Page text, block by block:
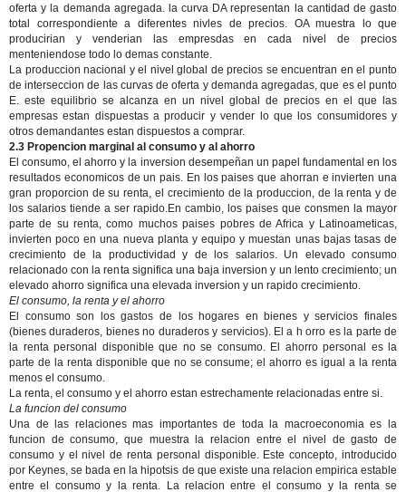
oferta y la demanda agregada. la curva DA representan la cantidad de gasto
total correspondiente a diferentes nivles de precios. OA muestra lo que
producirian y venderian las empresdas en cada nivel de precios
menteniendose todo lo demas constante.
La produccion nacional y el nivel global de precios se encuentran en el punto
de interseccion de las curvas de oferta y demanda agregadas, que es el punto
E. este equilibrio se alcanza en un nivel global de precios en el que las
empresas estan dispuestas a producir y vender lo que los consumidores y
otros demandantes estan dispuestos a comprar.
2.3 Propencion marginal al consumo y al ahorro
El consumo, el ahorro y la inversion desempeñan un papel fundamental en los
resultados economicos de un pais. En los paises que ahorran e invierten una
gran proporcion de su renta, el crecimiento de la produccion, de la renta y de
los salarios tiende a ser rapido.En cambio, los paises que consmen la mayor
parte de su renta, como muchos paises pobres de Africa y Latinoameticas,
invierten poco en una nueva planta y equipo y muestan unas bajas tasas de
crecimiento de la productividad y de los salarios. Un elevado consumo
relacionado con la renta significa una baja inversion y un lento crecimiento; un
elevado ahorro significa una elevada inversion y un rapido crecimiento.
El consumo, la renta y el ahorro
El consumo son los gastos de los hogares en bienes y servicios finales
(bienes duraderos, bienes no duraderos y servicios). El a h orro es la parte de
la renta personal disponible que no se consumo. El ahorro personal es la
parte de la renta disponible que no se consume; el ahorro es igual a la renta
menos el consumo.
La renta, el consumo y el ahorro estan estrechamente relacionadas entre si.
La funcion del consumo
Una de las relaciones mas importantes de toda la macroeconomia es la
funcion de consumo, que muestra la relacion entre el nivel de gasto de
consumo y el nivel de renta personal disponible. Este concepto, introducido
por Keynes, se bada en la hipotsis de que existe una relacion empirica estable
entre el consumo y la renta. La relacion entre el consumo y la renta se